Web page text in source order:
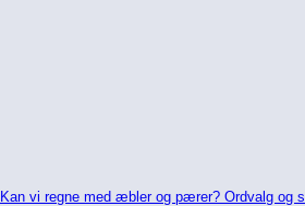
Kan vi regne med æbler og pærer? Ordvalg og